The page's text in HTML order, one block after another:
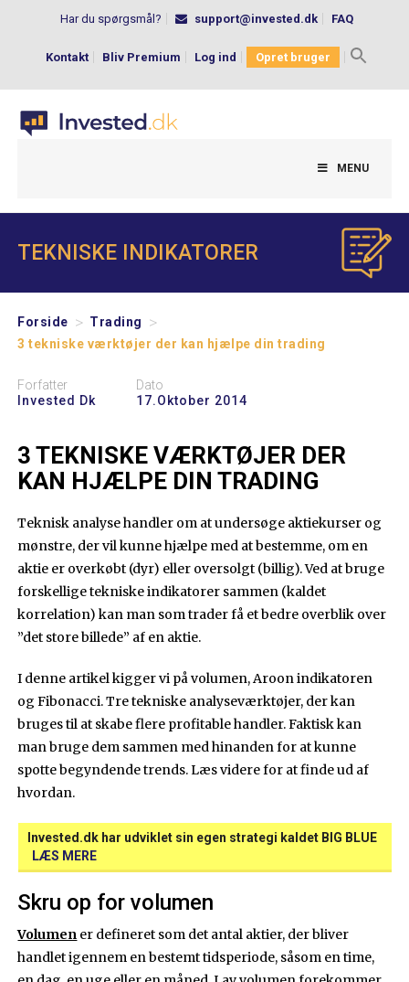
Har du spørgsmål? support@invested.dk FAQ
Kontakt Bliv Premium Log ind Opret bruger
Search
MENU
TEKNISKE INDIKATORER
Forside > Trading >
3 tekniske værktøjer der kan hjælpe din trading
Forfatter
Invested Dk
Dato
17.oktober 2014
3 TEKNISKE VÆRKTØJER DER
KAN HJÆLPE DIN TRADING
Teknisk analyse handler om at undersøge aktiekurser og
mønstre, der vil kunne hjælpe med at bestemme, om en
aktie er overkøbt (dyr) eller oversolgt (billig). Ved at bruge
forskellige tekniske indikatorer sammen (kaldet
korrelation) kan man som trader få et bedre overblik over
”det store billede” af en aktie.
I denne artikel kigger vi på volumen, Aroon indikatoren
og Fibonacci. Tre tekniske analyseværktøjer, der kan
bruges til at skabe flere profitable handler. Faktisk kan
man bruge dem sammen med hinanden for at kunne
spotte begyndende trends. Læs videre for at finde ud af
hvordan.
Invested.dk har udviklet sin egen strategi kaldet BIG BLUE
LÆS MERE
Skru op for volumen
Volumen er defineret som det antal aktier, der bliver
handlet igennem en bestemt tidsperiode, såsom en time,